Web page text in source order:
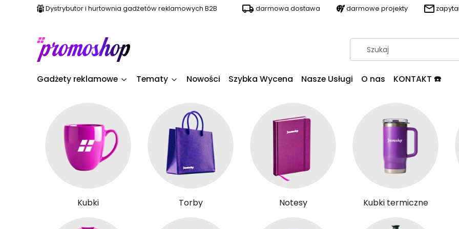
Dystrybutor i hurtownia gadżetów reklamowych B2B darmowa dostawa darmowe projekty
Gadżety reklamowe Tematy Nowości Szybka Wycena Nasze Usługi O nas KONTAKT ☎️
Kubki Torby Notesy Kubki termiczne